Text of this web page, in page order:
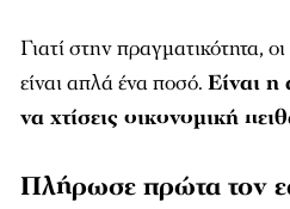
Γιατί στην πραγματικότητα,
είναι απλά ένα ποσό. Είναι η
να χτίσεις οικονομική
Πλήρωσε πρώτα τον